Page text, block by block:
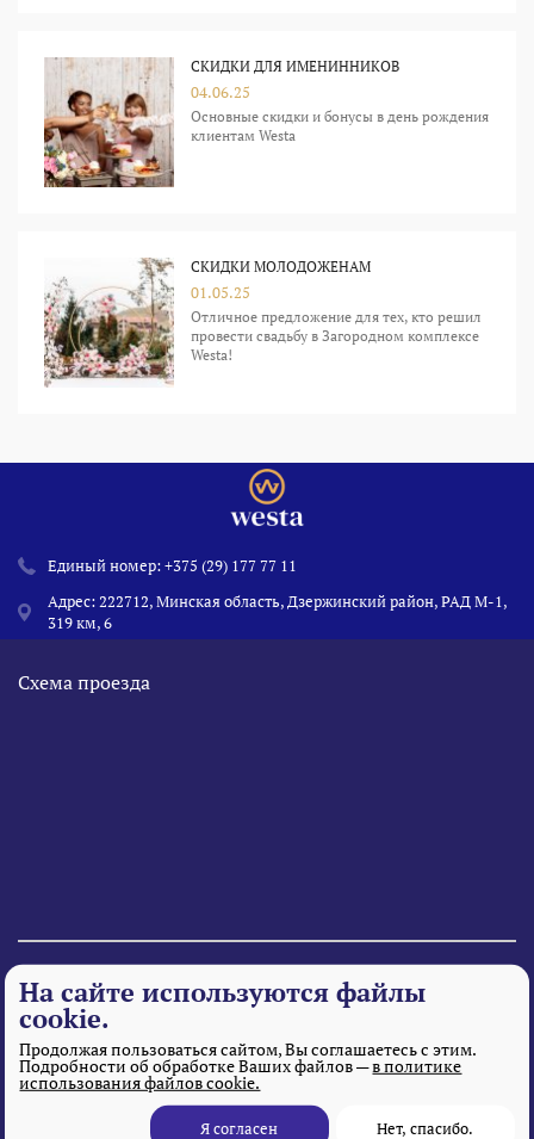
СКИДКИ ДЛЯ ИМЕНИННИКОВ
04.06.25
Основные скидки и бонусы в день рождения
клиентам Westa
СКИДКИ МОЛОДОЖЕНАМ
01.05.25
Отличное предложение для тех, кто решил
провести свадьбу в Загородном комплексе
Westa!
Единый номер:+375 (29) 177 77 11
Адрес: 222712, Минская область, Дзержинский район, РАД М-1,
319 км, 6
Схема проезда
© 1995 - 2026 «Веста» Все права защищены.
На сайте используются файлы
cookie.
Продолжая пользоваться сайтом, Вы соглашаетесь с этим.
Подробности об обработке Ваших файлов —в политике
использования файлов cookie.
Я согласен Нет, спасибо.